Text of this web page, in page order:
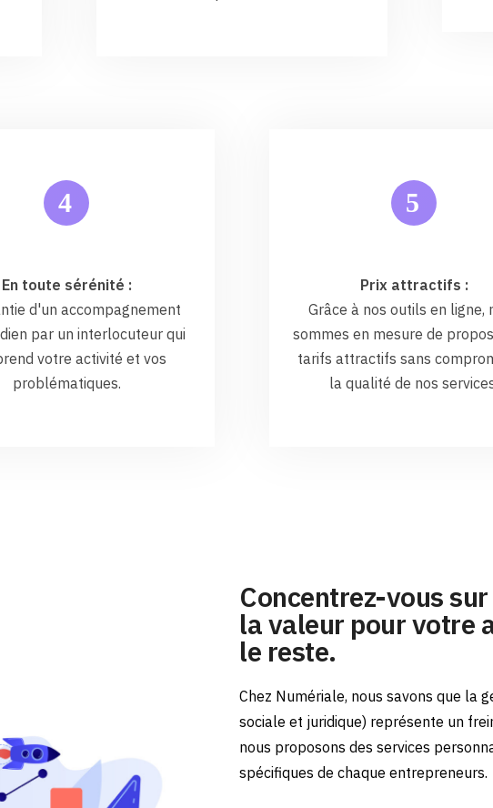
4
En toute sérénité :
d'un accompagnement
par un interlocuteur qui
votre activité et vos
problématiques.
5
Prix attractifs :
Grâce à nos outils en ligne,
sommes en mesure de
tarifs attractifs sans
la qualité de nos
Concentrez-vous
la valeur pour votre
le reste.
Chez Numériale, nous savons que la
sociale et juridique) représente un
nous proposons des services
spécifiques de chaque entrepreneurs.